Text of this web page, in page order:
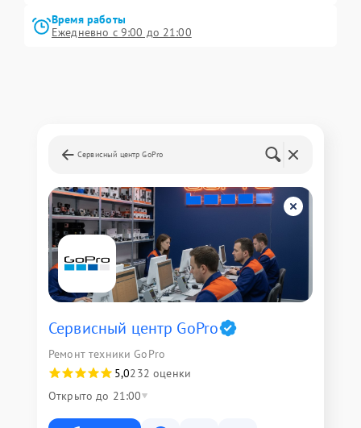
Время работы
Ежедневно с 9:00 до 21:00
Сервисный центр GoPro
Сервисный центр GoPro
Ремонт техники GoPro
5,0232 оценки
Открыто до 21:00